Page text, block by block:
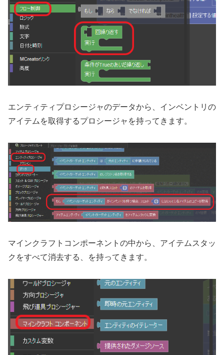
エンティティプロシージャのデータから、インベントリの
アイテムを取得するプロシージャを持ってきます。
マインクラフトコンポーネントの中から、アイテムスタッ
クをすべて消去する、を持ってきます。